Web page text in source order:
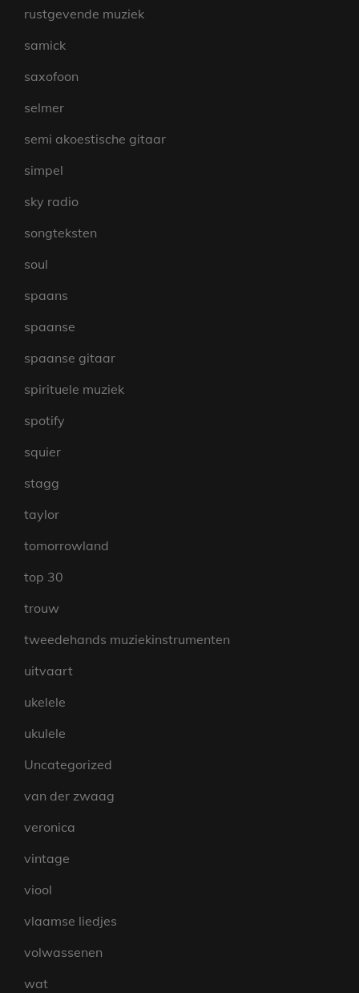
rustgevende muziek
samick
saxofoon
selmer
semi akoestische gitaar
simpel
sky radio
songteksten
soul
spaans
spaanse
spaanse gitaar
spirituele muziek
spotify
squier
stagg
taylor
tomorrowland
top 30
trouw
tweedehands muziekinstrumenten
uitvaart
ukelele
ukulele
Uncategorized
van der zwaag
veronica
vintage
viool
vlaamse liedjes
volwassenen
wat